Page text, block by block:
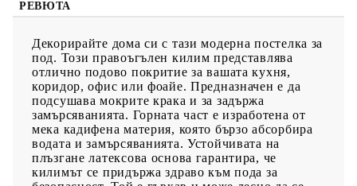
РЕВЮТА
Декорирайте дома си с тази модерна постелка за
под. Този правоъгълен килим представлява
отлично подово покритие за вашата кухня,
коридор, офис или фоайе. Предназначен е да
подсушава мокрите крака и за задържа
замърсяванията. Горната част е изработена от
мека кадифена материя, която бързо абсорбира
водата и замърсяванията. Устойчивата на
плъзгане латексова основа гарантира, че
килимът се придържа здраво към пода за